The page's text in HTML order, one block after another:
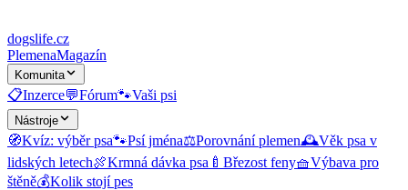
dogslife.cz
PlemenaMagazín
Komunita
📋Inzerce💬Fórum🐾Vaši psi
Nástroje
🧭Kvíz: výběr psa🐾Psí jména⚖️Porovnání plemen🕰️Věk psa v
lidských letech🍖Krmná dávka psa 🍼 Březost feny🧺Výbava pro
štěně💰Kolik stojí pes